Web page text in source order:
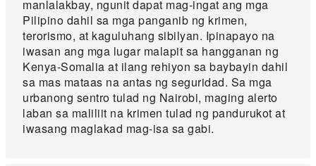
manlalakbay, ngunit dapat mag-ingat ang mga
Pilipino dahil sa mga panganib ng krimen,
terorismo, at kaguluhang sibilyan. Ipinapayo na
iwasan ang mga lugar malapit sa hangganan ng
Kenya-Somalia at ilang rehiyon sa baybayin dahil
sa mas mataas na antas ng seguridad. Sa mga
urbanong sentro tulad ng Nairobi, maging alerto
laban sa maliliit na krimen tulad ng pandurukot at
iwasang maglakad mag-isa sa gabi.